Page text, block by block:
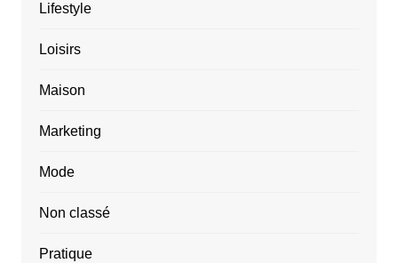
Lifestyle
Loisirs
Maison
Marketing
Mode
Non classé
Pratique